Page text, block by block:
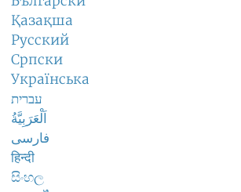
Қазақша
Русский
Српски
Українська
עברית
اَلْعَرَبِيَّةُ
فارسی
हिन्दी
සිංහල